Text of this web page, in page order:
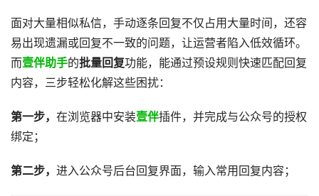
面对大量相似私信，手动逐条回复不仅占用大量时间，还容
易出现遗漏或回复不一致的问题，让运营者陷入低效循环。
而壹伴助手的批量回复功能，能通过预设规则快速匹配回复
内容，三步轻松化解这些困扰：
第一步， 在浏览器中安装壹伴插件，并完成与公众号的授权
绑定；
第二步， 进入公众号后台回复界面，输入常用回复内容；